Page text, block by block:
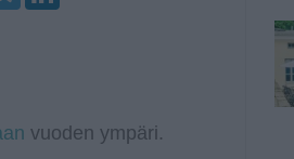
vuoden ympäri.